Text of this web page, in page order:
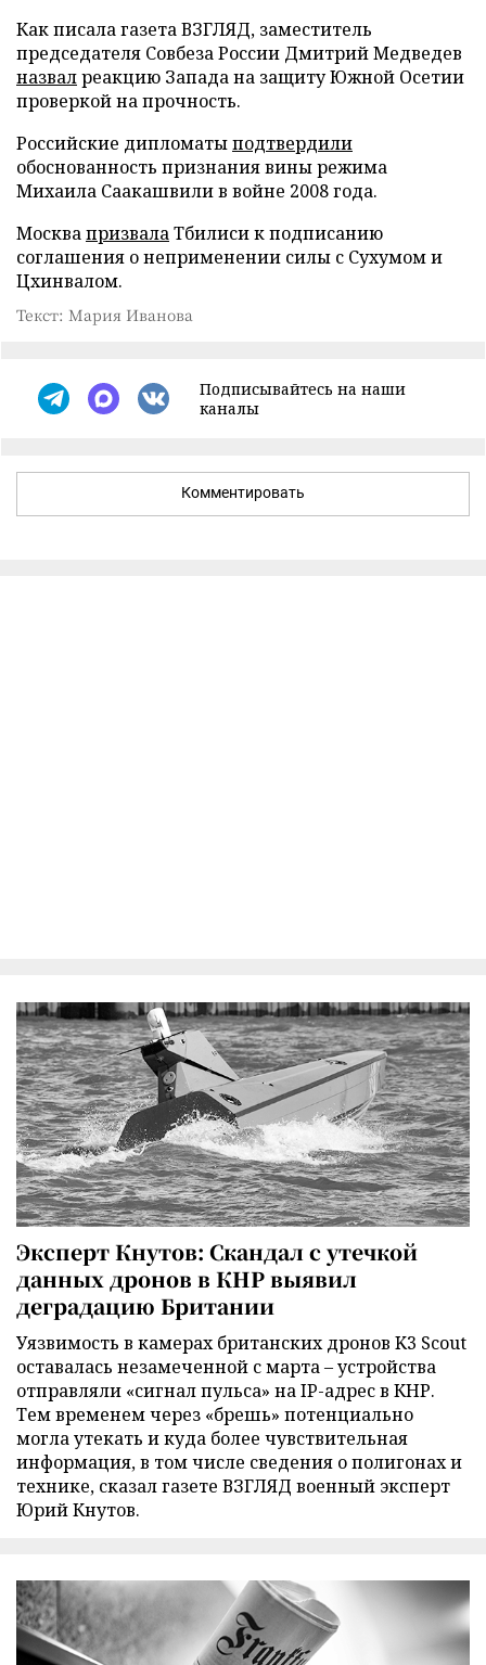
Как писала газета ВЗГЛЯД, заместитель
председателя Совбеза России Дмитрий Медведев
назвалреакцию Запада на защиту Южной Осетии
проверкой на прочность.
Российские дипломатыподтвердили
обоснованность признания вины режима
Михаила Саакашвили в войне 2008 года.
МосквапризвалаТбилиси к подписанию
соглашения о неприменении силы с Сухумом и
Цхинвалом.
Текст: Мария Иванова
Подписывайтесь на наши
каналы
Комментировать
Эксперт Кнутов: Скандал с утечкой
данных дронов в КНР выявил
деградацию Британии
Уязвимость в камерах британских дронов K3 Scout
оставалась незамеченной с марта – устройства
отправляли «сигнал пульса» на IP-адрес в КНР.
Тем временем через «брешь» потенциально
могла утекать и куда более чувствительная
информация, в том числе сведения о полигонах и
технике, сказал газете ВЗГЛЯД военный эксперт
Юрий Кнутов.